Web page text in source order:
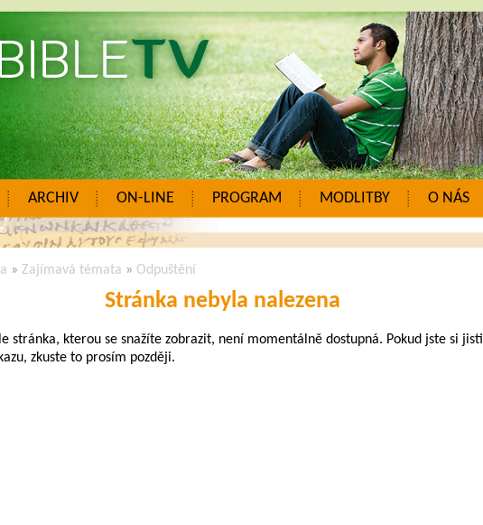
ARCHIV ON-LINE PROGRAM MODLITBY O NÁS
» Zajímavá témata » Odpuštění
Stránka nebyla nalezena
stránka, kterou se snažíte zobrazit, není momentálně dostupná. Pokud jste si jisti
zkuste to prosím později.